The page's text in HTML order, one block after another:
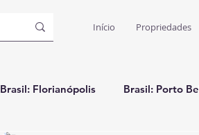
Início Propriedades
Brasil: Florianópolis Brasil: Porto